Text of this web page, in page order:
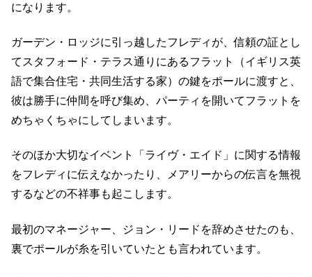
になります。
ガーデン・ロッジに引っ越したフレディが、信頼の証とし
てスタフォード・テラス通りにあるフラット（イギリス英
語で集合住宅・共同生活する家）の鍵をポールに渡すと、
彼は勝手に仲間を呼び集め、パーティを開いてフラットを
めちゃくちゃにしてしまいます。
そのほか大切なイベント「ライヴ・エイド」に関する情報
をフレディに伝えなかったり、メアリーからの伝言を無視
するなどの不祥事も起こします。
最初のマネージャー、ジョン・リードを辞めさせたのも、
裏でポールが糸を引いていたとも言われています。